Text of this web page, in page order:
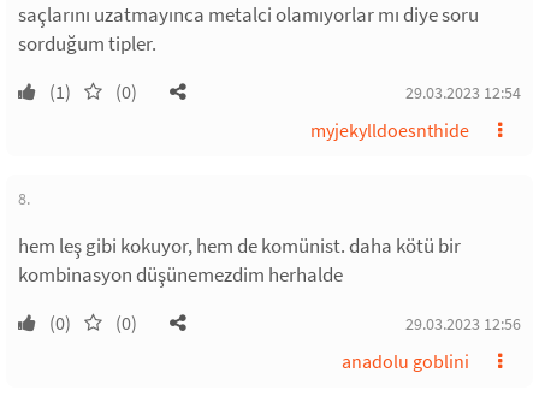
saçlarını uzatmayınca metalci olamıyorlar mı diye soru
sorduğum tipler.
(1) (0) 29.03.2023 12:54
myjekylldoesnthide
8.
hem leş gibi kokuyor, hem de komünist. daha kötü bir
kombinasyon düşünemezdim herhalde
(0) (0) 29.03.2023 12:56
anadolu goblini